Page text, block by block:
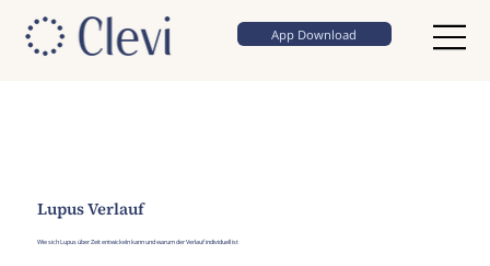
App Download
Lupus Verlauf
Wie sich Lupus über Zeit entwickeln kann und warum der Verlauf individuell ist